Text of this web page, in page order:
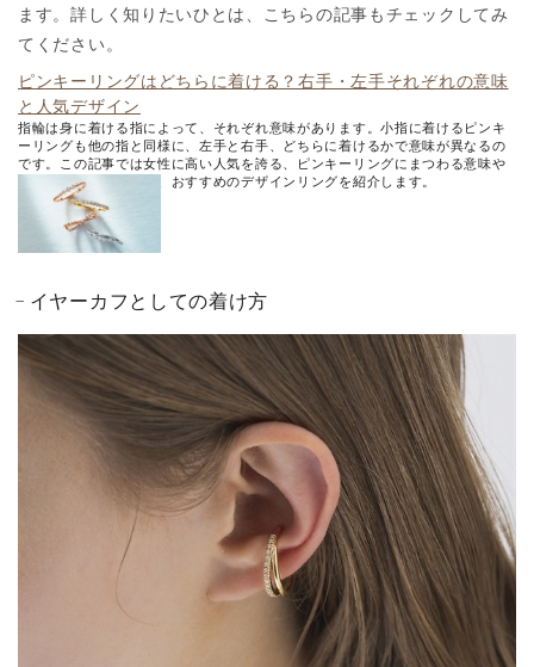
ます。詳しく知りたいひとは、こちらの記事もチェックしてみ
てください。
ピンキーリングはどちらに着ける？右手・左手それぞれの意味
と人気デザイン
指輪は身に着ける指によって、それぞれ意味があります。小指に着けるピンキ
ーリングも他の指と同様に、左手と右手、どちらに着けるかで意味が異なるの
です。この記事では女性に高い人気を誇る、ピンキーリングにまつわる意味や
おしゃれな身に着け方、おすすめのデザインリングを紹介します。
イヤーカフとしての着け方